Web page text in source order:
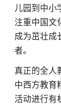
儿园到中小
注重中国文
成为茁壮成
者。
真正的全人
中西方教育
活动进行有